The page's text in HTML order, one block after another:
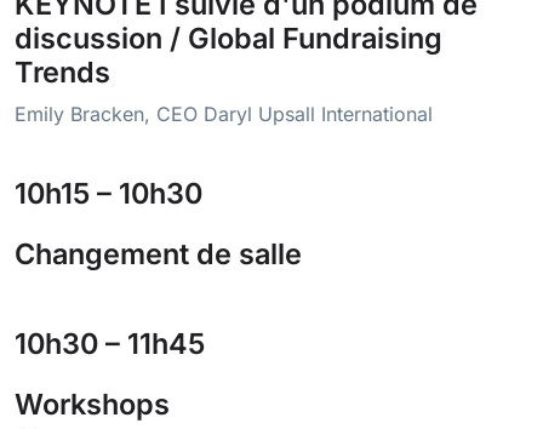
discussion / Global Fundraising
Trends
Emily Bracken, CEO Daryl Upsall International
10h15 – 10h30
Changement de salle
10h30 – 11h45
Workshops